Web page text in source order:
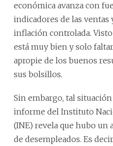
económica avanza con
indicadores de las ventas
inflación controlada.
está muy bien y solo
apropie de los buenos
sus bolsillos.
Sin embargo, tal
informe del Instituto
(INE) revela que hubo un
de desempleados. Es